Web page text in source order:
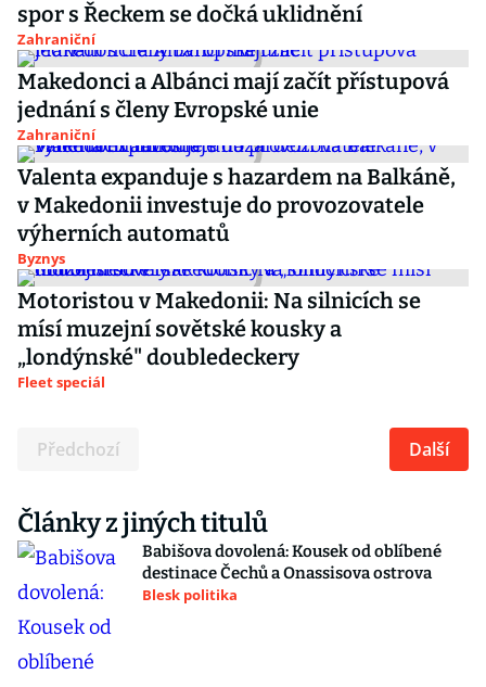
spor s Řeckem se dočká uklidnění
Zahraniční
Makedonci a Albánci mají začít přístupová
jednání s členy Evropské unie
Zahraniční
Valenta expanduje s hazardem na Balkáně,
v Makedonii investuje do provozovatele
výherních automatů
Byznys
Motoristou v Makedonii: Na silnicích se
mísí muzejní sovětské kousky a
„londýnské" doubledeckery
Fleet speciál
Předchozí Další
Články z jiných titulů
Babišova dovolená: Kousek od oblíbené
destinace Čechů a Onassisova ostrova
Blesk politika